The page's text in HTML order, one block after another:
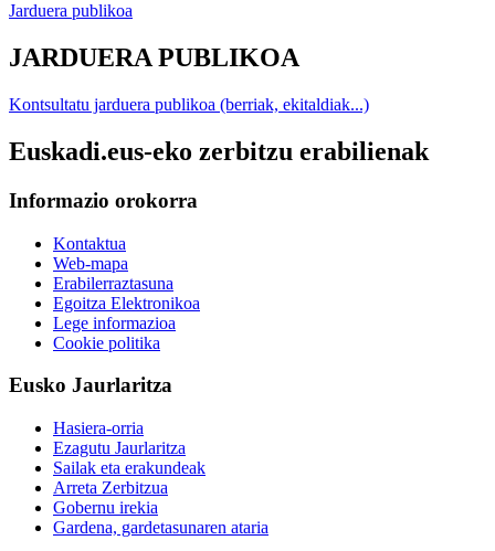
Jarduera publikoa
JARDUERA PUBLIKOA
Kontsultatu jarduera publikoa (berriak, ekitaldiak...)
Euskadi.eus-eko zerbitzu erabilienak
Informazio orokorra
Kontaktua
Web-mapa
Erabilerraztasuna
Egoitza Elektronikoa
Lege informazioa
Cookie politika
Eusko Jaurlaritza
Hasiera-orria
Ezagutu Jaurlaritza
Sailak eta erakundeak
Arreta Zerbitzua
Gobernu irekia
Gardena, gardetasunaren ataria